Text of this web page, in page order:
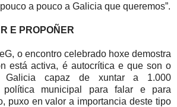
a pouco a Galicia que queremos”.
E PROPOÑER
o encontro celebrado hoxe demostra
está activa, é autocrítica e que son o
Galicia capaz de xuntar a 1.000
política municipal para falar e para
puxo en valor a importancia deste tipo